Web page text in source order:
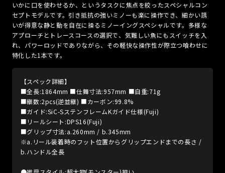
いかに口を使わせるか、というタスクに焦点を絞ったスペシャルコン
セプトモデルです。引き抵抗の強いミノーも楽に操作でき、細かい誘
いが得意な静と動を自在に操るミノーイングスペシャルです。多様な
アプローチとトレースコースの選択で、気難しい魚にもスイッチを入
れ、パワーロッドでありながら、その軽快な操作性が際立つ喰わせに
特化した1本です。
【スペック詳細】
■全長:1864mm ■仕舞寸法:957mm ■自重:71g
■継数:2pcs(逆並継) ■カーボン:99.8%
■ガイド:SiC-SステンフレームKガイド仕様(Fuji)
■リールシート:DPS16(Fuji)
■グリップ寸法:a.260mm / b.345mm
※a.リール装着時のフット位置からグリップエンドまでの長さ /
b.ハンドル全長